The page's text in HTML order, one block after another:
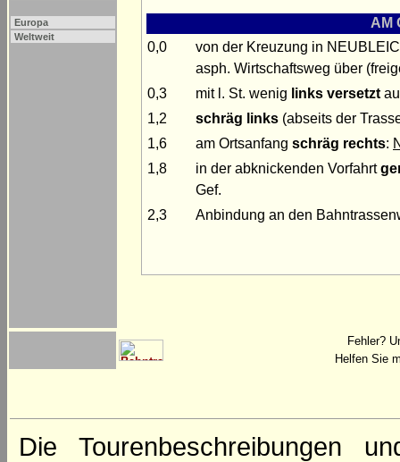
Europa
Weltweit
AM
0,0
von der Kreuzung in
asph. Wirtschaftsweg über
0,3
mit l. St. wenig links versetzt
1,2
schräg links (abseits der
1,6
am Ortsanfang schräg rechts:
1,8
in der abknickenden Vorfahrt
Gef.
2,3
Anbindung an den
Fehler?
Helfen Sie
Die Tourenbeschreibungen